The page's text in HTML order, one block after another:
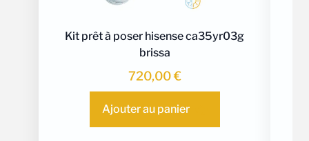
Kit prêt à poser hisense ca35yr03g
brissa
720,00€
Ajouter au panier